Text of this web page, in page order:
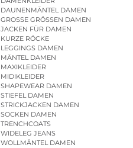
DAUNENMÄNTEL DAMEN
GROSSE GRÖSSEN DAMEN
JACKEN FÜR DAMEN
KURZE RÖCKE
LEGGINGS DAMEN
MÄNTEL DAMEN
MAXIKLEIDER
MIDIKLEIDER
SHAPEWEAR DAMEN
STIEFEL DAMEN
STRICKJACKEN DAMEN
SOCKEN DAMEN
TRENCHCOATS
WIDELEG JEANS
WOLLMÄNTEL DAMEN